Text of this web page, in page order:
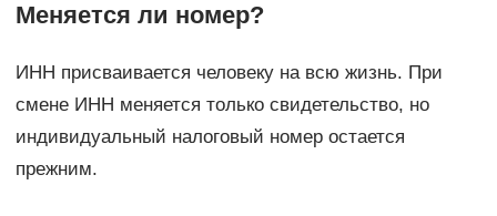
Меняется ли номер?
ИНН присваивается человеку на всю жизнь. При
смене ИНН меняется только свидетельство, но
индивидуальный налоговый номер остается
прежним.